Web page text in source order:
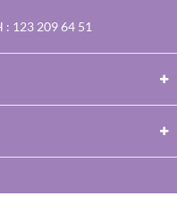
: 123 209 64 51
Instagram